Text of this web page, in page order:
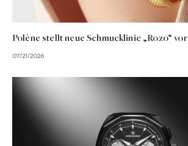
Polène stellt neue Schmucklinie „Rozo“ vor
07/21/2026